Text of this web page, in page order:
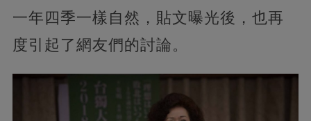
一年四季一樣自然，貼文曝光後，也再
度引起了網友們的討論。